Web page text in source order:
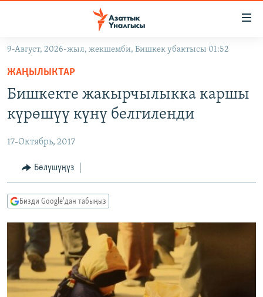
Навигацияга
өтүңүз
Издөөгө
салыңыз
ЭКОНОМИКА
МАДАНИЯТ
БОРБОР АЗИЯ
УКРАИНА
АТАЙЫН ИЛИКТӨӨ
ТВ ПРОГРАММАЛАР
ЭКСПЕРТТЕР ТАЛДАЙТ
БИЗ ЖАНА ДҮЙНӨ
ДАНИСТЕ
ЭЖЕ-СИҢДИЛЕР
АЗАТТЫК+
ӨЗГӨЧӨ ПИКИР
Русский
ОНЛАЙН ШЕРИНЕ
9-Август, 2026-жыл, жекшемби, Бишкек убактысы 01:52
ЖАҢЫЛЫКТАР
Бишкекте жакырчылыкка каршы
күрөшүү күнү белгиленди
17-Октябрь, 2017
Бөлүшүңүз
Бизди Google'дан табыңыз